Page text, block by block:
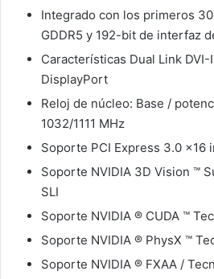
Integrado con los primeros
GDDR5 y 192-bit de interfaz
Características Dual Link DVI-
DisplayPort
Reloj de núcleo: Base /
1032/1111 MHz
Soporte PCI Express 3.0 x16
Soporte NVIDIA 3D Vision ™
SLI
Soporte NVIDIA ® CUDA ™
Soporte NVIDIA ® PhysX ™
Soporte NVIDIA ® FXAA /